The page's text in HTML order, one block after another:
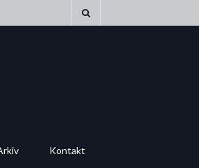
Kontakt